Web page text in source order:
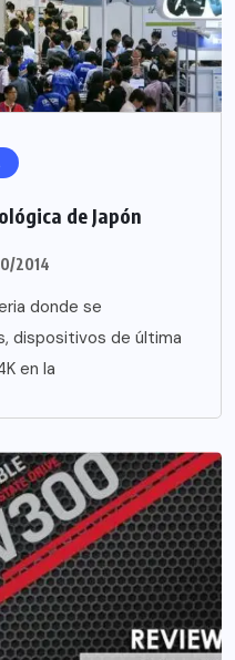
de Japón
2014
donde se
dispositivos de última
en la